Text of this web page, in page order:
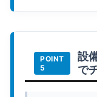
設
で